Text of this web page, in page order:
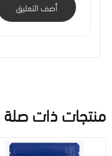
أضف التعليق
منتجات ذات صلة